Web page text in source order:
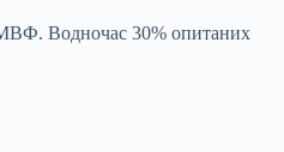
МВФ. Водночас 30% опитаних